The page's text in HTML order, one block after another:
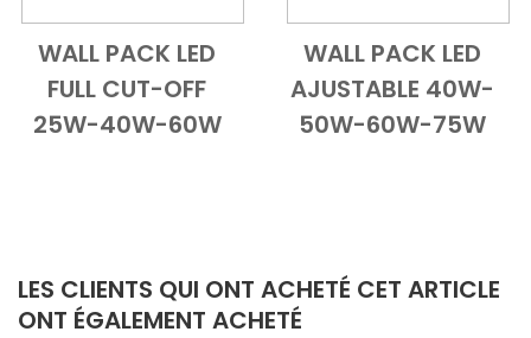
Add to CartVue d'ensemble
WALL PACK LED
FULL CUT-OFF
25W-40W-60W
Add to Cart
Vue
WALL PACK LED
AJUSTABLE 40W-
50W-60W-75W
LES CLIENTS QUI ONT ACHETÉ CET ARTICLE
ONT ÉGALEMENT ACHETÉ